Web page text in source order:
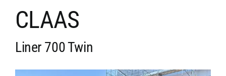
CLAAS
Liner 700 Twin